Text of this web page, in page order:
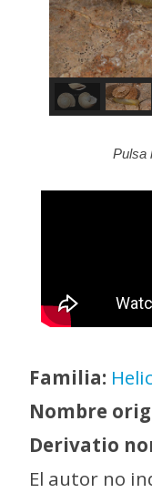
Pulsa
Familia:
Nombre
Derivatio
El autor no